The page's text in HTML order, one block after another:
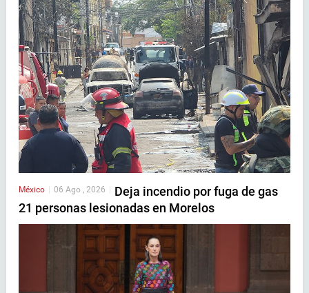
México 06 Ago , 2026
Deja incendio por fuga de gas
21 personas lesionadas en Morelos